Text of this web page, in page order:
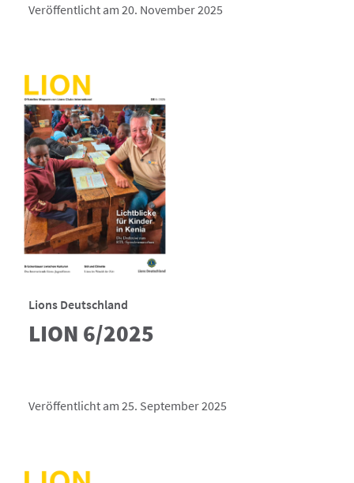
Veröffentlicht am 20. November 2025
Lions Deutschland
LION 6/2025
Veröffentlicht am 25. September 2025